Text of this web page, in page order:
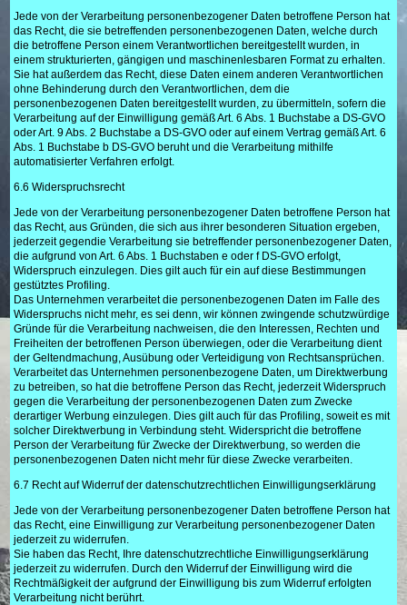
Jede von der Verarbeitung personenbezogener Daten betroffene Person hat
das Recht, die sie betreffenden personenbezogenen Daten, welche durch
die betroffene Person einem Verantwortlichen bereitgestellt wurden, in
einem strukturierten, gängigen und maschinenlesbaren Format zu erhalten.
Sie hat außerdem das Recht, diese Daten einem anderen Verantwortlichen
ohne Behinderung durch den Verantwortlichen, dem die
personenbezogenen Daten bereitgestellt wurden, zu übermitteln, sofern die
Verarbeitung auf der Einwilligung gemäß Art. 6 Abs. 1 Buchstabe a DS-GVO
oder Art. 9 Abs. 2 Buchstabe a DS-GVO oder auf einem Vertrag gemäß Art. 6
Abs. 1 Buchstabe b DS-GVO beruht und die Verarbeitung mithilfe
automatisierter Verfahren erfolgt.
6.6 Widerspruchsrecht
Jede von der Verarbeitung personenbezogener Daten betroffene Person hat
das Recht, aus Gründen, die sich aus ihrer besonderen Situation ergeben,
jederzeit gegendie Verarbeitung sie betreffender personenbezogener Daten,
die aufgrund von Art. 6 Abs. 1 Buchstaben e oder f DS-GVO erfolgt,
Widerspruch einzulegen. Dies gilt auch für ein auf diese Bestimmungen
gestütztes Profiling.
Das Unternehmen verarbeitet die personenbezogenen Daten im Falle des
Widerspruchs nicht mehr, es sei denn, wir können zwingende schutzwürdige
Gründe für die Verarbeitung nachweisen, die den Interessen, Rechten und
Freiheiten der betroffenen Person überwiegen, oder die Verarbeitung dient
der Geltendmachung, Ausübung oder Verteidigung von Rechtsansprüchen.
Verarbeitet das Unternehmen personenbezogene Daten, um Direktwerbung
zu betreiben, so hat die betroffene Person das Recht, jederzeit Widerspruch
gegen die Verarbeitung der personenbezogenen Daten zum Zwecke
derartiger Werbung einzulegen. Dies gilt auch für das Profiling, soweit es mit
solcher Direktwerbung in Verbindung steht. Widerspricht die betroffene
Person der Verarbeitung für Zwecke der Direktwerbung, so werden die
personenbezogenen Daten nicht mehr für diese Zwecke verarbeiten.
6.7 Recht auf Widerruf der datenschutzrechtlichen Einwilligungserklärung
Jede von der Verarbeitung personenbezogener Daten betroffene Person hat
das Recht, eine Einwilligung zur Verarbeitung personenbezogener Daten
jederzeit zu widerrufen.
Sie haben das Recht, Ihre datenschutzrechtliche Einwilligungserklärung
jederzeit zu widerrufen. Durch den Widerruf der Einwilligung wird die
Rechtmäßigkeit der aufgrund der Einwilligung bis zum Widerruf erfolgten
Verarbeitung nicht berührt.